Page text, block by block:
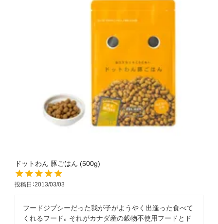
ドットわん 豚ごはん (500g)
投稿日 2013/03/03
フードジプシーだった我が子がようやく出逢った食べて
くれるフード。それがカナダ産の穀物不使用フードとド